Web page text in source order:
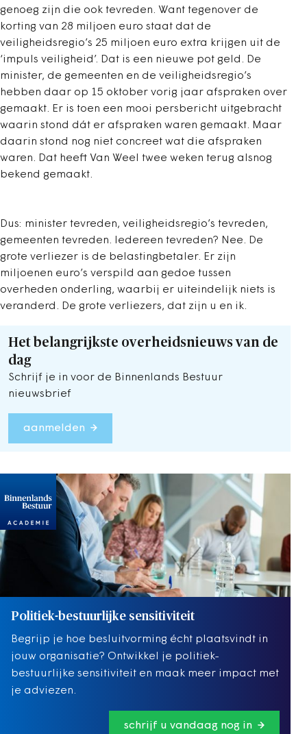
genoeg zijn die ook tevreden. Want tegenover de
korting van 28 miljoen euro staat dat de
veiligheidsregio’s 25 miljoen euro extra krijgen uit de
‘impuls veiligheid’. Dat is een nieuwe pot geld. De
minister, de gemeenten en de veiligheidsregio’s
hebben daar op 15 oktober vorig jaar afspraken over
gemaakt. Er is toen een mooi persbericht uitgebracht
waarin stond dát er afspraken waren gemaakt. Maar
daarin stond nog niet concreet wat die afspraken
waren. Dat heeft Van Weel twee weken terug alsnog
bekend gemaakt.
Dus: minister tevreden, veiligheidsregio’s tevreden,
gemeenten tevreden. Iedereen tevreden? Nee. De
grote verliezer is de belastingbetaler. Er zijn
miljoenen euro’s verspild aan gedoe tussen
overheden onderling, waarbij er uiteindelijk niets is
veranderd. De grote verliezers, dat zijn u en ik.
Het belangrijkste overheidsnieuws van de
dag
Schrijf je in voor de Binnenlands Bestuur
nieuwsbrief
aanmelden
Politiek-bestuurlijke sensitiviteit
Begrijp je hoe besluitvorming écht plaatsvindt in
jouw organisatie? Ontwikkel je politiek-
bestuurlijke sensitiviteit en maak meer impact met
je adviezen.
schrijf u vandaag nog in